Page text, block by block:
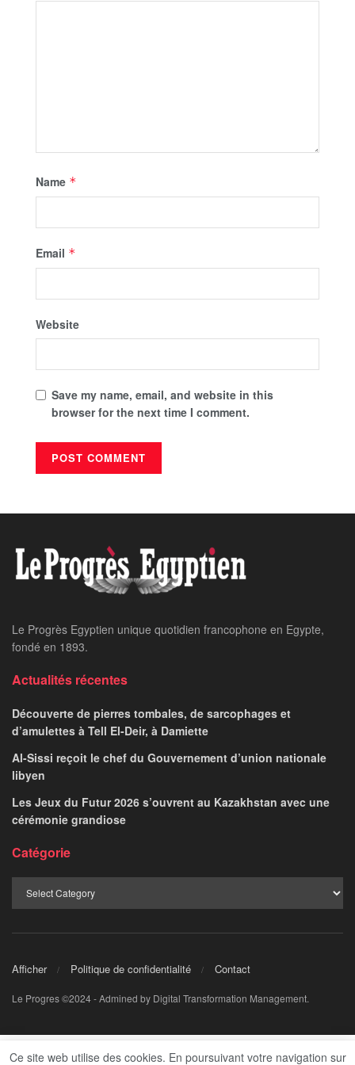
Name *
Email *
Website
Save my name, email, and website in this
browser for the next time I comment.
Le Progrès Egyptien unique quotidien francophone en Egypte,
fondé en 1893.
Actualités récentes
Découverte de pierres tombales, de sarcophages et
d’amulettes à Tell El-Deir, à Damiette
Al-Sissi reçoit le chef du Gouvernement d’union nationale
libyen
Les Jeux du Futur 2026 s’ouvrent au Kazakhstan avec une
cérémonie grandiose
Catégorie
Afficher Politique de confidentialité Contact
Le Progres ©2024 - Admined by Digital Transformation Management.
Ce site web utilise des cookies. En poursuivant votre navigation sur